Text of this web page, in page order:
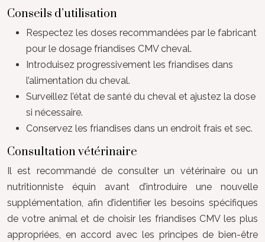
Conseils d’utilisation
Respectez les doses recommandées par le fabricant
pour le dosage friandises CMV cheval.
Introduisez progressivement les friandises dans
l’alimentation du cheval.
Surveillez l’état de santé du cheval et ajustez la dose
si nécessaire.
Conservez les friandises dans un endroit frais et sec.
Consultation vétérinaire
Il est recommandé de consulter un vétérinaire ou un
nutritionniste équin avant d’introduire une nouvelle
supplémentation, afin d’identifier les besoins spécifiques
de votre animal et de choisir les friandises CMV les plus
appropriées, en accord avec les principes de bien-être